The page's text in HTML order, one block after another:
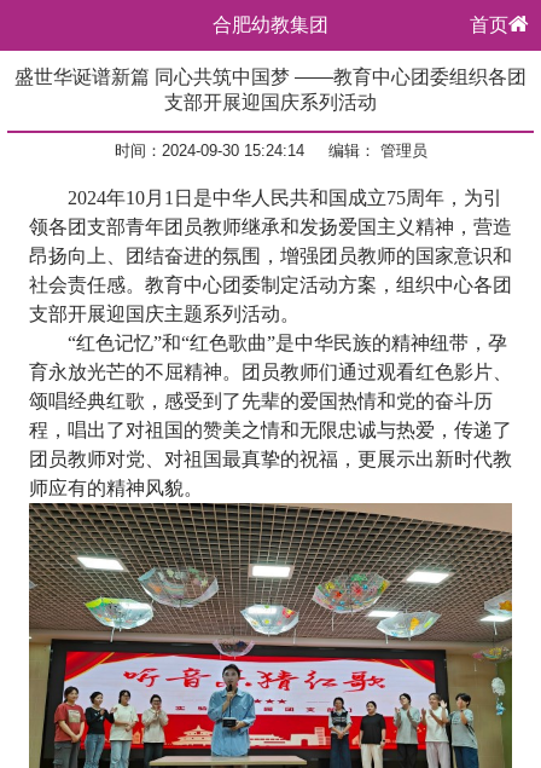
合肥幼教集团 首页
盛世华诞谱新篇 同心共筑中国梦 ——教育中心团委组织各团
支部开展迎国庆系列活动
时间：2024-09-30 15:24:14 编辑： 管理员
2024年10月1日是中华人民共和国成立75周年， 为引
领各团支部青年团员教师继承和发扬爱国主义精神，营造
昂扬向上、团结奋进的氛围，增强团员教师的国家意识和
社会责任感。 教育中心团委制定活动方案，组织中心各团
支部开展迎国庆主题系列活动。
“红色记忆”和“红色歌曲”是中华民族的精神纽带，孕
育永放光芒的不屈精神。团员教师们通过观看红色影片、
颂唱经典红歌， 感受到了先辈的爱国热情和党的奋斗历
程，唱出了对祖国的赞美之情和无限忠诚与热爱， 传递了
团员教师对党、对祖国最真挚的祝福，更展示出新时代教
师应有的精神风貌。